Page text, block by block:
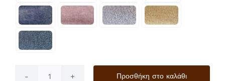
Προσθήκη στο καλάθι